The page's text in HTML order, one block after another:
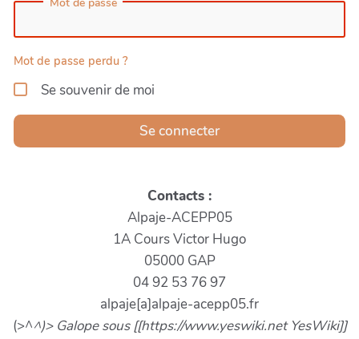
Mot de passe perdu ?
Se souvenir de moi
Se connecter
Contacts :
Alpaje-ACEPP05
1A Cours Victor Hugo
05000 GAP
04 92 53 76 97
alpaje[a]alpaje-acepp05.fr
(>^^)> Galope sous [[https://www.yeswiki.net YesWiki]]